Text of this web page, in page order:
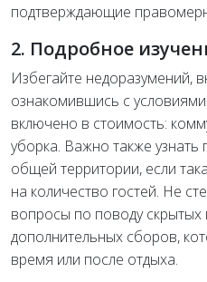
подтверждающие
2. Подробное
Избегайте недоразумений,
ознакомившись с
включено в стоимость:
уборка. Важно также
общей территории, если
на количество гостей. Не
вопросы по поводу скрытых
дополнительных сборов,
время или после отдыха.